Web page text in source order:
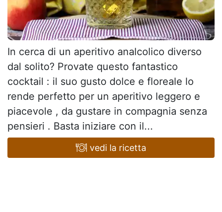
In cerca di un aperitivo analcolico diverso
dal solito? Provate questo fantastico
cocktail : il suo gusto dolce e floreale lo
rende perfetto per un aperitivo leggero e
piacevole , da gustare in compagnia senza
pensieri . Basta iniziare con il...
vedi la ricetta